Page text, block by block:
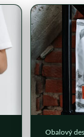
Obalový